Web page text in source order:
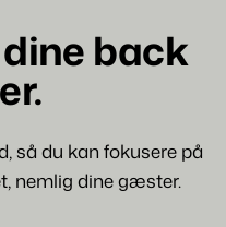
back
så du kan fokusere på
nemlig dine gæster.